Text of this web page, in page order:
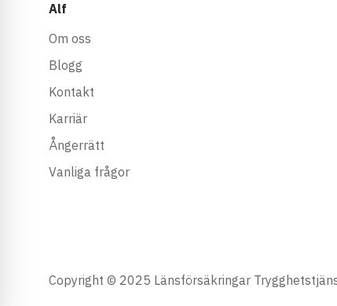
Alf
Om oss
Blogg
Kontakt
Karriär
Ångerrätt
Vanliga frågor
Copyright © 2025 Länsförsäkringar